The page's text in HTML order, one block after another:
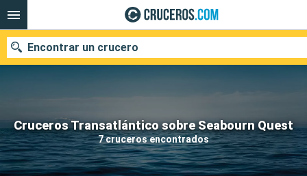
Cruceros Transatlántico sobre Seabourn Quest
7 cruceros encontrados
Encontrar un crucero
Nuestros destinos
Fecha de salida